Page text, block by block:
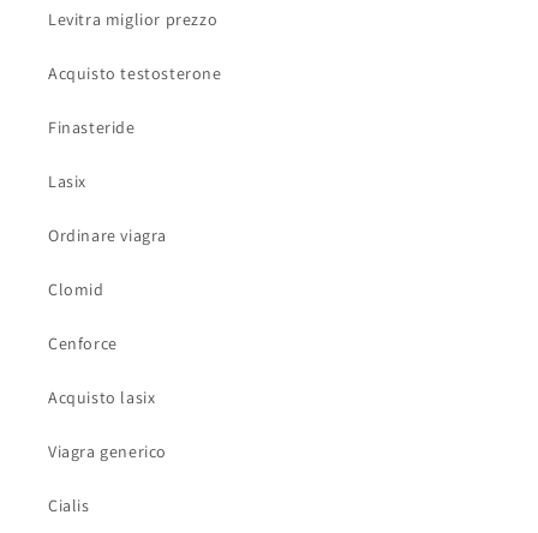
Levitra miglior prezzo
Acquisto testosterone
Finasteride
Lasix
Ordinare viagra
Clomid
Cenforce
Acquisto lasix
Viagra generico
Cialis